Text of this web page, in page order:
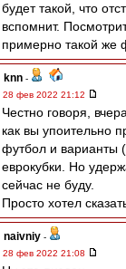
будет такой, что
вспомнит.
примерно такой же
knn -
28 фев 2022 21:12
Честно говоря,
как вы упоительно
футбол и варианты
еврокубки. Но
сейчас не буду.
Просто хотел
naivniy -
28 фев 2022 21:08